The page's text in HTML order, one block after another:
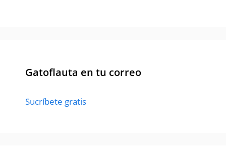
Gatoflauta en tu correo
Sucríbete gratis